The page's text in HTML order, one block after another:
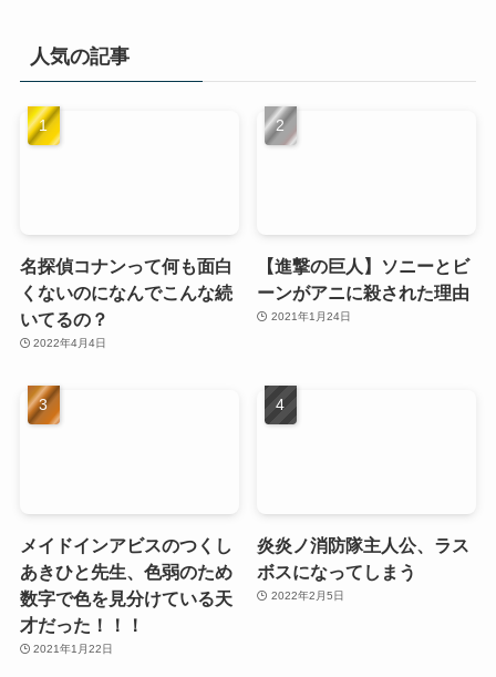
人気の記事
名探偵コナンって何も面白
くないのになんでこんな続
いてるの？
2022年4月4日
【進撃の巨人】ソニーとビ
ーンがアニに殺された理由
2021年1月24日
メイドインアビスのつくし
あきひと先生、色弱のため
数字で色を見分けている天
才だった！！！
2021年1月22日
炎炎ノ消防隊主人公、ラス
ボスになってしまう
2022年2月5日